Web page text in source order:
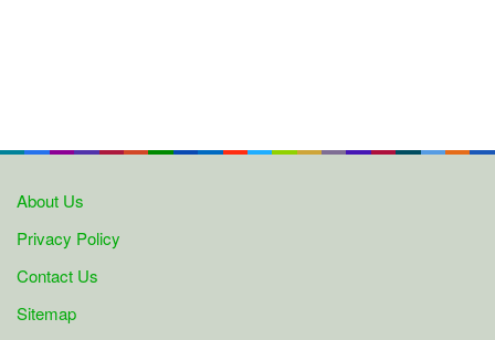
About Us
Privacy Policy
Contact Us
Sitemap